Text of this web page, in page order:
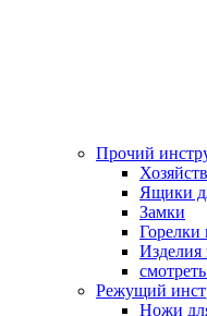
Прочий
Ящики
Замки
Горелки
Изделия
Режущий
Ножи